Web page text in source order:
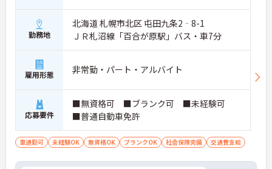
勤務地
北海道 札幌市北区 屯田九条2‐8-1
ＪＲ札沼線「百合が原駅」バス・車7分
雇用形態 非常勤・パート・アルバイト
応募要件
■無資格可 ■ブランク可 ■未経験可
■普通自動車免許
車通勤可 未経験OK 無資格OK ブランクOK 社会保険完備 交通費支給